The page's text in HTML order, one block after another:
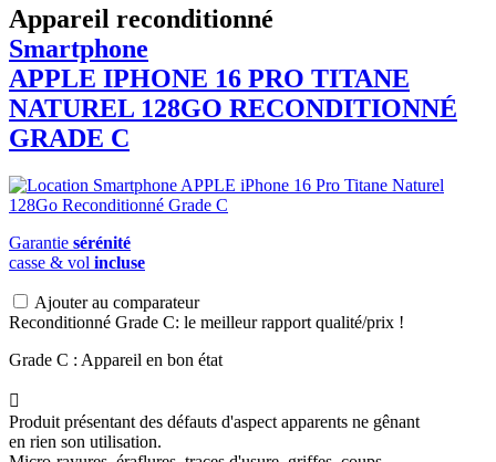
Appareil reconditionné
Smartphone
APPLE IPHONE 16 PRO TITANE
NATUREL 128GO RECONDITIONNÉ
GRADE C
Garantie sérénité
casse & vol incluse
Ajouter au comparateur
Reconditionné Grade C: le meilleur rapport qualité/prix !
Grade C : Appareil en bon état

Produit présentant des défauts d'aspect apparents ne gênant
en rien son utilisation.